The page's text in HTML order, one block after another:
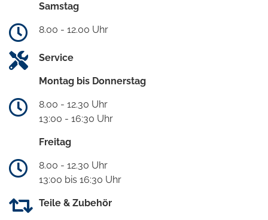
Samstag
8.00 - 12.00 Uhr
Service
Montag bis Donnerstag
8.00 - 12.30 Uhr
13:00 - 16:30 Uhr
Freitag
8.00 - 12.30 Uhr
13:00 bis 16:30 Uhr
Teile & Zubehör